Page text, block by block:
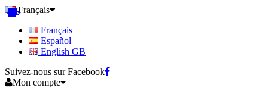
Français
Français
Español
English GB
Suivez-nous sur Facebook
Mon compte